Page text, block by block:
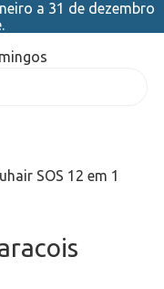
a 31 de dezembro
SOS 12 em 1